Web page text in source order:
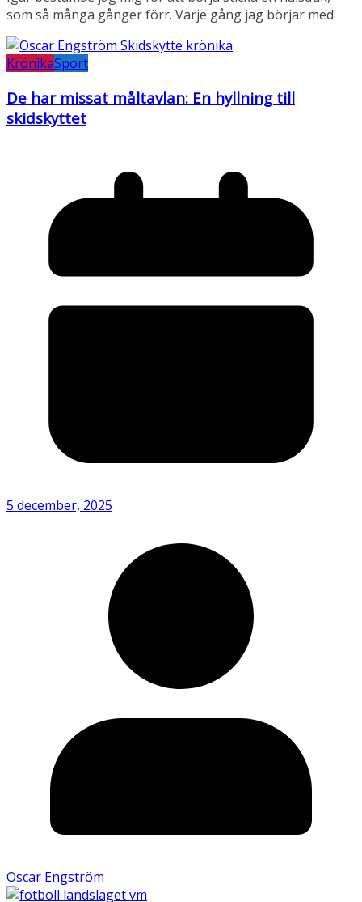
som så många gånger förr. Varje gång jag börjar med
KrönikaSport
De har missat måltavlan: En hyllning till
skidskyttet
5 december, 2025
Oscar Engström